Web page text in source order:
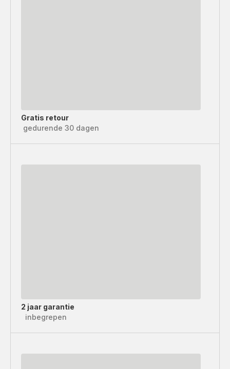
Gratis retour
gedurende 30 dagen
2 jaar garantie
inbegrepen